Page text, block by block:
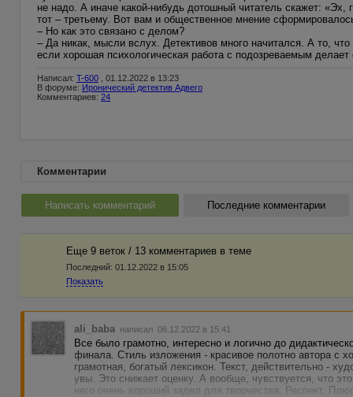
не надо. А иначе какой-нибудь дотошный читатель скажет:
тот – третьему. Вот вам и общественное мнение
– Но как это связано с делом?
– Да никак, мысли вслух. Детективов много начитался. А то,
если хорошая психологическая работа с подозреваемым
Написал: T-600 , 01.12.2022 в 13:23
В форуме: Иронический детектив Адвего
Комментариев: 24
Комментарии
Написать комментарий Последние комментарии
Еще 9 веток / 13 комментариев в темe
Последний: 01.12.2022 в 15:05
Показать
ali_baba написал 06.12.2022 в 15:41
Все было грамотно, интересно и логично до
финала. Стиль изложения - красивое полотно автора с
грамотная, богатый лексикон. Текст, действительно -
увы. Это снижает оценку. А вообще, чувствуется, что
него очень хороший задел для творчества. Респект.